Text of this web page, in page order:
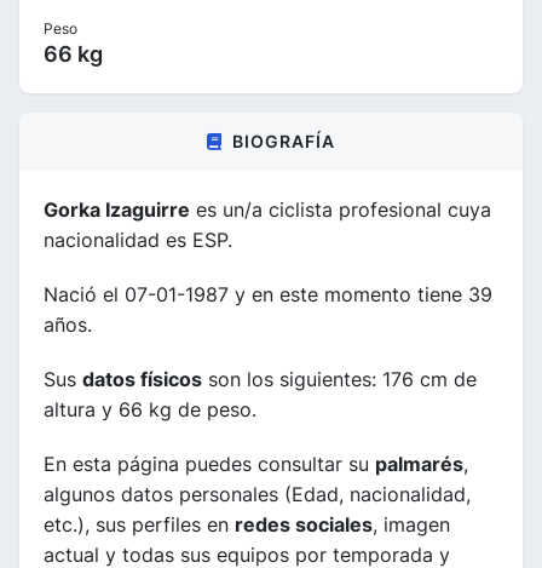
Peso
66 kg
BIOGRAFÍA
Gorka Izaguirre es un/a ciclista profesional cuya
nacionalidad es ESP.
Nació el 07-01-1987 y en este momento tiene 39
años.
Sus datos físicos son los siguientes: 176 cm de
altura y 66 kg de peso.
En esta página puedes consultar su palmarés,
algunos datos personales (Edad, nacionalidad,
etc.), sus perfiles en redes sociales, imagen
actual y todas sus equipos por temporada y